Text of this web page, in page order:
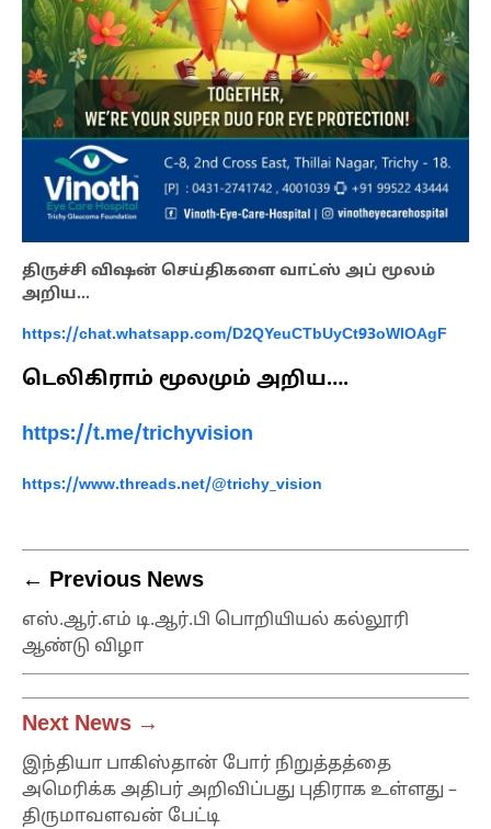
திருச்சி விஷன் செய்திகளை வாட்ஸ் அப் மூலம்
அறிய…
https://chat.whatsapp.com/D2QYeuCTbUyCt93oWlOAgF
டெலிகிராம் மூலமும் அறிய….
https://t.me/trichyvision
https://www.threads.net/@trichy_vision
← Previous News
எஸ்.ஆர்.எம் டி.ஆர்.பி பொறியியல் கல்லூரி
ஆண்டு விழா
Next News →
இந்தியா பாகிஸ்தான் போர் நிறுத்தத்தை
அமெரிக்க அதிபர் அறிவிப்பது புதிராக உள்ளது –
திருமாவளவன் பேட்டி